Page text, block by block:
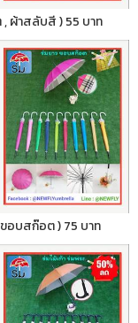
, ผ้าสลับสี ) 55 บาท
อบสก๊อต ) 75 บาท